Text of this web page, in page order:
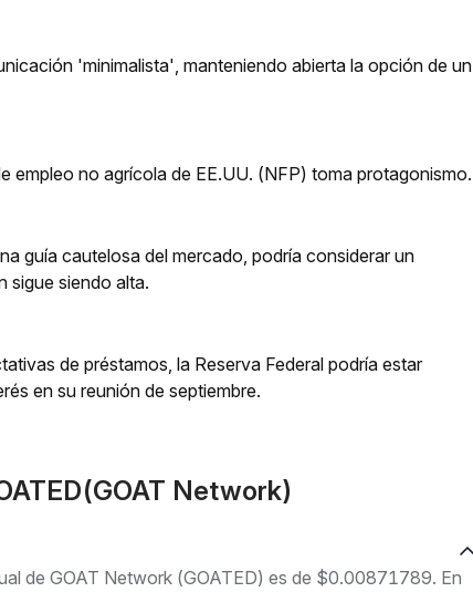
'minimalista', manteniendo abierta la opción de un
empleo no agrícola de EE.UU. (NFP) toma protagonismo.
guía cautelosa del mercado, podría considerar un
sigue siendo alta.
de préstamos, la Reserva Federal podría estar
en su reunión de septiembre.
Network)
de GOAT Network (GOATED) es de $0.00871789. En